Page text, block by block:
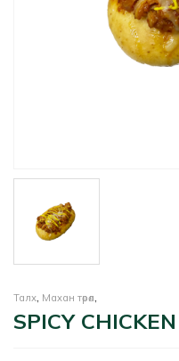
Талх, Махан төрөл,
SPICY